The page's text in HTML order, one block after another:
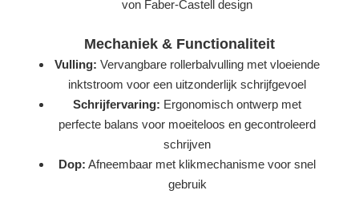
von Faber-Castell design
Mechaniek & Functionaliteit
Vulling: Vervangbare rollerbalvulling met vloeiende
inktstroom voor een uitzonderlijk schrijfgevoel
Schrijfervaring: Ergonomisch ontwerp met
perfecte balans voor moeiteloos en gecontroleerd
schrijven
Dop: Afneembaar met klikmechanisme voor snel
gebruik